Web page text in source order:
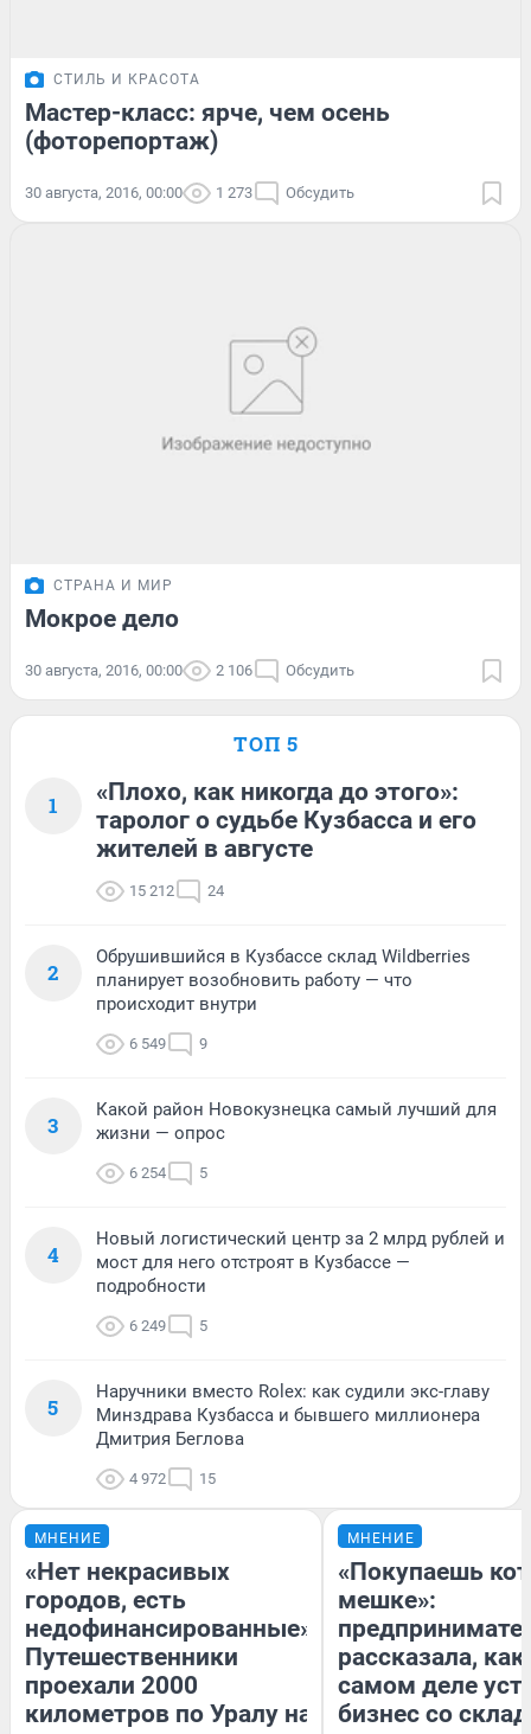
СТИЛЬ И КРАСОТА
Мастер-класс: ярче, чем осень
(фоторепортаж)
30 августа, 2016, 00:00 1 273 Обсудить
СТРАНА И МИР
Мокрое дело
30 августа, 2016, 00:00 2 106 Обсудить
ТОП 5
1
«Плохо, как никогда до этого»:
таролог о судьбе Кузбасса и его
жителей в августе
15 212 24
2
Обрушившийся в Кузбассе склад Wildberries
планирует возобновить работу — что
происходит внутри
6 549 9
3
Какой район Новокузнецка самый лучший для
жизни — опрос
6 254 5
4
Новый логистический центр за 2 млрд рублей и
мост для него отстроят в Кузбассе —
подробности
6 249 5
5
Наручники вместо Rolex: как судили экс-главу
Минздрава Кузбасса и бывшего миллионера
Дмитрия Беглова
4 972 15
МНЕНИЕ
«Нет некрасивых
городов, есть
недофинансированные».
Путешественники
проехали 2000
километров по Уралу на
МНЕНИЕ
«Покупаешь
мешке»:
рассказала, как
самом деле
бизнес со